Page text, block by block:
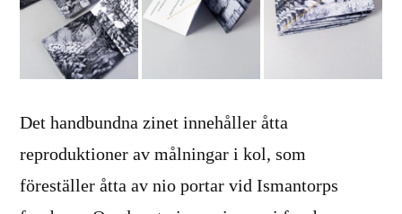
Det handbundna zinet innehåller åtta
reproduktioner av målningar i kol, som
föreställer åtta av nio portar vid Ismantorps